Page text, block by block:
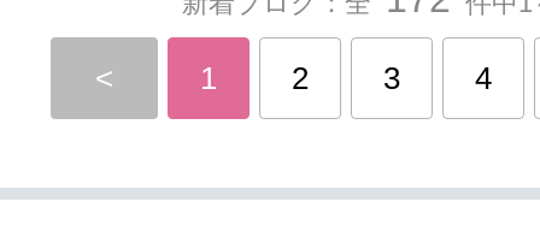
< 1 2 3 4